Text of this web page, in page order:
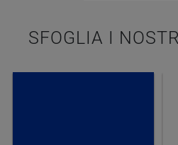
SFOGLIA I